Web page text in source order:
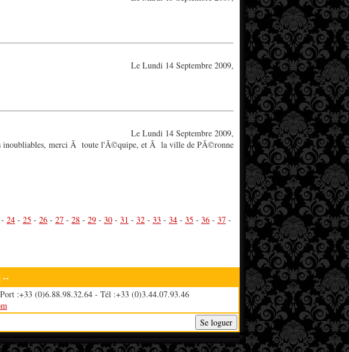
Le Lundi 14 Septembre 2009,
Le Lundi 14 Septembre 2009,
inoubliables, merci Ã toute l'Ã©quipe, et Ã la ville de PÃ©ronne
- 24 - 25 - 26 - 27 - 28 - 29 - 30 - 31 - 32 - 33 - 34 - 35 - 36 - 37 -
--
:+33 (0)6.88.98.32.64 - Tél :+33 (0)3.44.07.93.46